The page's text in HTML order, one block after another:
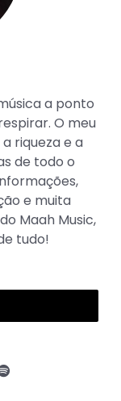
a ponto
O meu
riqueza e a
de todo o
e muita
Maah Music,
tudo!